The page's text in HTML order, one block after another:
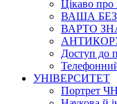
Цікаво про
ВАША
ВАРТО
Доступ до
УНІВЕРСИТЕТ
Портрет